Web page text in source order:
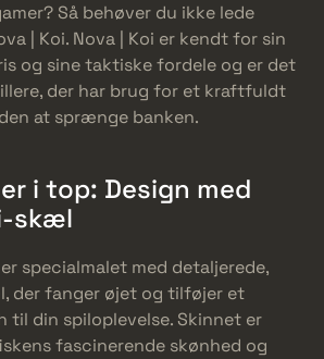
Så behøver du ikke lede
| Koi. Nova | Koi er kendt for sin
og sine taktiske fordele og er det
der har brug for et kraftfuldt
at sprænge banken.
i top: Design med
skæl
specialmalet med detaljerede,
der fanger øjet og tilføjer et
til din spiloplevelse. Skinnet er
fascinerende skønhed og